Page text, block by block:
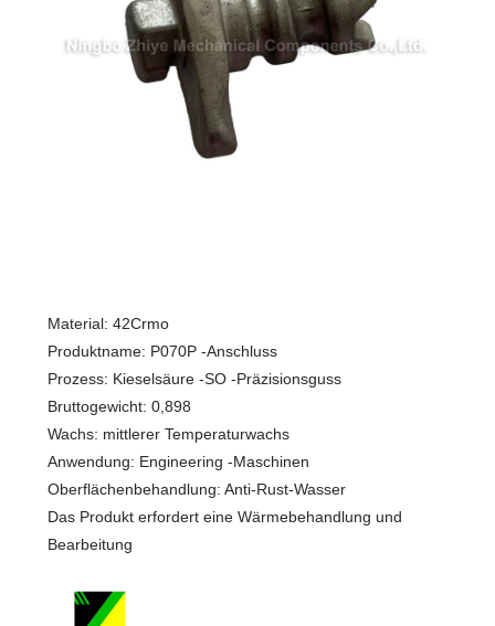
Material: 42Crmo
Produktname: P070P -Anschluss
Prozess: Kieselsäure -SO -Präzisionsguss
Bruttogewicht: 0,898
Wachs: mittlerer Temperaturwachs
Anwendung: Engineering -Maschinen
Oberflächenbehandlung: Anti-Rust-Wasser
Das Produkt erfordert eine Wärmebehandlung und
Bearbeitung